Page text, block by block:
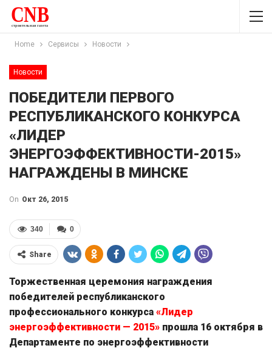
Home Сервисы Новости
Новости
ПОБЕДИТЕЛИ ПЕРВОГО
РЕСПУБЛИКАНСКОГО КОНКУРСА
«ЛИДЕР
ЭНЕРГОЭФФЕКТИВНОСТИ-2015»
НАГРАЖДЕНЫ В МИНСКЕ
On Окт 26, 2015
0
340
Share
Торжественная церемония награждения
победителей республиканского
профессионального конкурса «Лидер
энергоэффективности — 2015» прошла 16 октября в
Департаменте по энергоэффективности